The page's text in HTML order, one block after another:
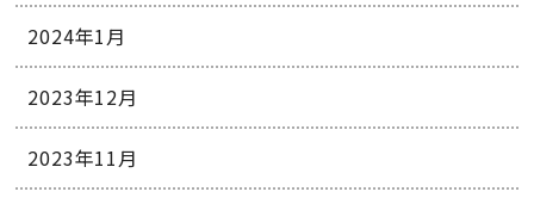
2024年1月
2023年12月
2023年11月